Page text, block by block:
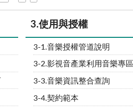
3.使用與授權
3-1.音樂授權管道說明
3-2.影視音產業利用音樂專區
3-3.音樂資訊整合查詢
3-4.契約範本